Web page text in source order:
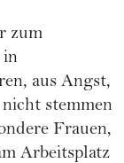
zum
in
aus Angst,
stemmen
Frauen,
Arbeitsplatz